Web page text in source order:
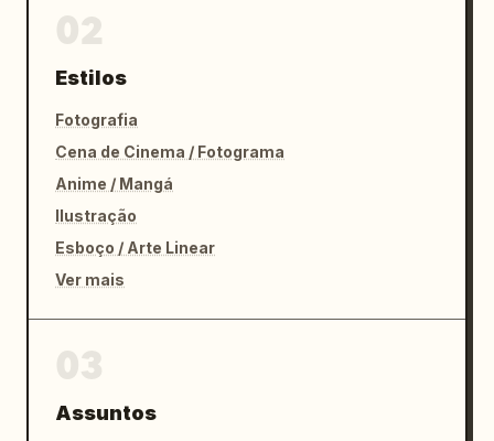
Estilos
Fotografia
Cena de Cinema / Fotograma
Anime / Mangá
Ilustração
Esboço / Arte Linear
Ver mais
Assuntos